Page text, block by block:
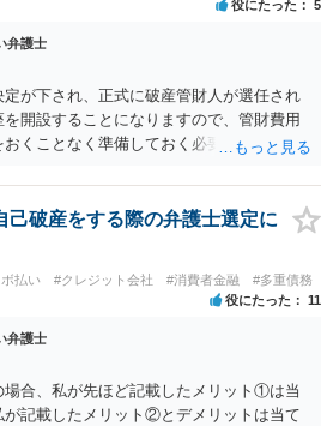
役にたった 5
弁護士
が下され、正式に破産管財人が選任され
開設することになりますので、管財費用
くことなく準備しておく必要がありま
己破産をする際の弁護士選定に
払い #クレジット会社 #消費者金融 #多重債務
役にたった 11
弁護士
場合、私が先ほど記載したメリット①は当
記載したメリット②とデメリットは当て